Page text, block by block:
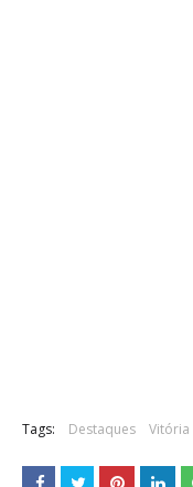
Tags: Destaques Vitória